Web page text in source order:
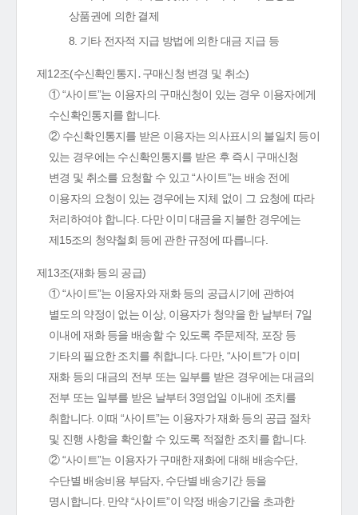
상품권에 의한 결제
8. 기타 전자적 지급 방법에 의한 대금 지급 등
제12조(수신확인통지․구매신청 변경 및 취소)
① “사이트”는 이용자의 구매신청이 있는 경우 이용자에게
수신확인통지를 합니다.
② 수신확인통지를 받은 이용자는 의사표시의 불일치 등이
있는 경우에는 수신확인통지를 받은 후 즉시 구매신청
변경 및 취소를 요청할 수 있고 “사이트”는 배송 전에
이용자의 요청이 있는 경우에는 지체 없이 그 요청에 따라
처리하여야 합니다. 다만 이미 대금을 지불한 경우에는
제15조의 청약철회 등에 관한 규정에 따릅니다.
제13조(재화 등의 공급)
① “사이트”는 이용자와 재화 등의 공급시기에 관하여
별도의 약정이 없는 이상, 이용자가 청약을 한 날부터 7일
이내에 재화 등을 배송할 수 있도록 주문제작, 포장 등
기타의 필요한 조치를 취합니다. 다만, “사이트”가 이미
재화 등의 대금의 전부 또는 일부를 받은 경우에는 대금의
전부 또는 일부를 받은 날부터 3영업일 이내에 조치를
취합니다. 이때 “사이트”는 이용자가 재화 등의 공급 절차
및 진행 사항을 확인할 수 있도록 적절한 조치를 합니다.
② “사이트”는 이용자가 구매한 재화에 대해 배송수단,
수단별 배송비용 부담자, 수단별 배송기간 등을
명시합니다. 만약 “사이트”이 약정 배송기간을 초과한